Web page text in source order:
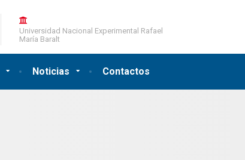
Noticias Contactos
Universidad Nacional Experimental Rafael
María Baralt